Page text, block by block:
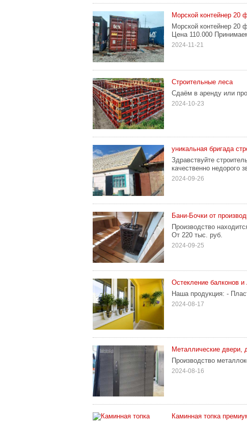
Морской контейнер 20
Морской контейнер 20
Цена 110.000
2024-11-21
Строительные леса
Сдаём в аренду или
2024-10-23
уникальная бригада
Здравствуйте
качественно недорого
2024-09-26
Бани-Бочки от
Производство
От 220 тыс. руб.
2024-09-25
Остекление балконов
Наша продукция: -
2024-08-17
Металлические двери,
Производство
2024-08-16
Каминная топка